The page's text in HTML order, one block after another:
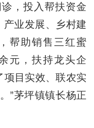
，投入帮扶资金
业发展、乡村建
帮助销售三红蜜
元，扶持龙头企
项目实效、联农实
”茅坪镇镇长杨正